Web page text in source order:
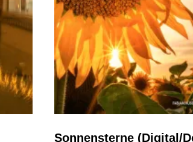
Sonnensterne (Digital/